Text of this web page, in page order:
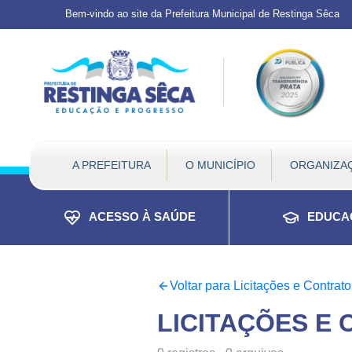
Topo do site
Ir para conteúdo principal
Todos os atalhosBem-vindo ao site da Prefeitura Municipal de Restinga Sêca
A PREFEITURA O MUNICÍPIO
Conteúdo principal
Conteúdo Principal
Prefeitura Municipal de
ACESSO À SAÚDE
Voltar para Licitações e
LICITAÇÕES E